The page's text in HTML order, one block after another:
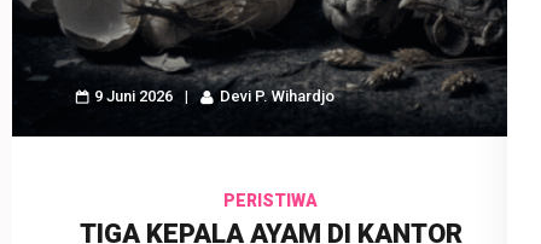
9 Juni 2026 Devi P. Wihardjo
PERISTIWA
TIGA KEPALA AYAM DI KANTOR